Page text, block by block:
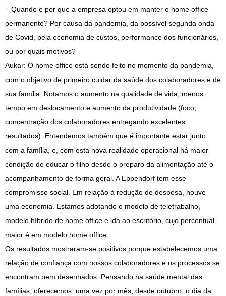
– Quando e por que a empresa optou em manter o home office
permanente? Por causa da pandemia, da possível segunda onda
de Covid, pela economia de custos, performance dos funcionários,
ou por quais motivos?
Aukar: O home office está sendo feito no momento da pandemia,
com o objetivo de primeiro cuidar da saúde dos colaboradores e de
sua família. Notamos o aumento na qualidade de vida, menos
tempo em deslocamento e aumento da produtividade (foco,
concentração dos colaboradores entregando excelentes
resultados). Entendemos também que é importante estar junto
com a família, e, com esta nova realidade operacional há maior
condição de educar o filho desde o preparo da alimentação até o
acompanhamento de forma geral. A Eppendorf tem esse
compromisso social. Em relação à redução de despesa, houve
uma economia. Estamos adotando o modelo de teletrabalho,
modelo híbrido de home office e ida ao escritório, cujo percentual
maior é em modelo home office.
Os resultados mostraram-se positivos porque estabelecemos uma
relação de confiança com nossos colaboradores e os processos se
encontram bem desenhados. Pensando na saúde mental das
famílias, oferecemos, uma vez por mês, desde outubro, o dia da